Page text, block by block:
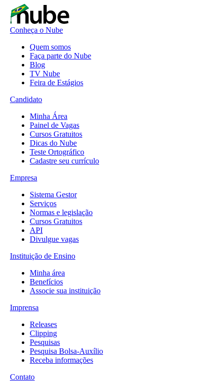
Conheça o Nube
Quem somos
Faça parte do Nube
Blog
TV Nube
Feira de Estágios
Candidato
Minha Área
Painel de Vagas
Cursos Gratuitos
Dicas do Nube
Teste Ortográfico
Cadastre seu currículo
Empresa
Sistema Gestor
Serviços
Normas e legislação
Cursos Gratuitos
API
Divulgue vagas
Instituição de Ensino
Minha área
Benefícios
Associe sua instituição
Imprensa
Releases
Clipping
Pesquisas
Pesquisa Bolsa-Auxílio
Receba informações
Contato